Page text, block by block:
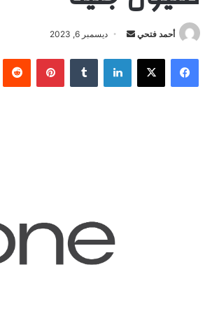
أحمد فتحي
أرسل
إلكترونيا
ديسمبر 6, 2023
فيسبوك ‫X لينكدإن بينتيريست